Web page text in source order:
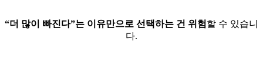
“더 많이 빠진다”는 이유만으로 선택하는 건 위험 할 수 있습니
다.